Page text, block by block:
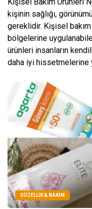
kişinin sağlığı,
gereklidir. Kişisel
bölgelerine
ürünleri insanların
daha iyi hissetmelerine
GÜZELLIK & BAKIM